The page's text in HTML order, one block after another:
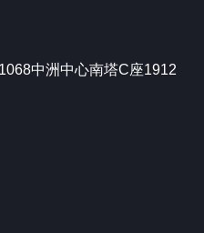
中洲中心南塔C座1912